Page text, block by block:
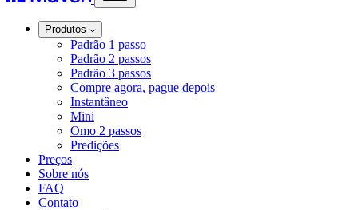
Produtos
Padrão 1 passo
Padrão 2 passos
Padrão 3 passos
Compre agora, pague depois
Instantâneo
Mini
Omo 2 passos
Predições
Preços
Sobre nós
FAQ
Contato